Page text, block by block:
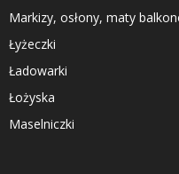
Markizy, osłony, maty
Łyżeczki
Ładowarki
Łożyska
Maselniczki